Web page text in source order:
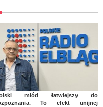
miód łatwiejszy do
To efekt unijnej